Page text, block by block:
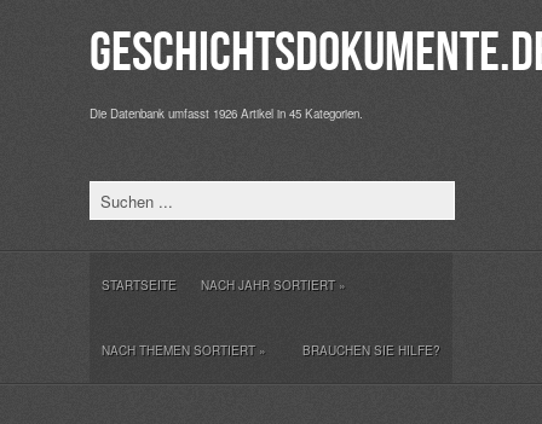
Die Datenbank umfasst 1926 Artikel in 45 Kategorien.
STARTSEITE NACH JAHR SORTIERT»
NACH THEMEN SORTIERT» BRAUCHEN SIE HILFE?